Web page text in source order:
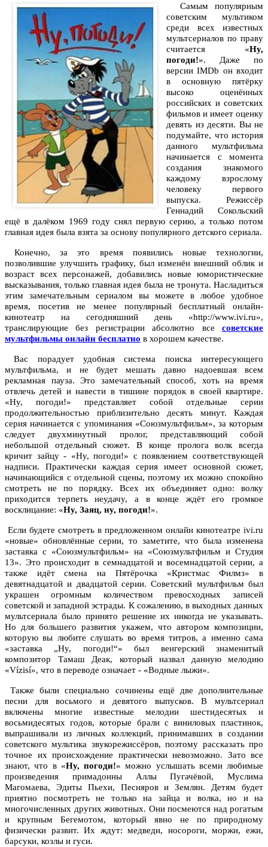
Самым популярным
советским мультиком
среди всех известных
мультсериалов по праву
считается «Ну,
погоди!». Даже по
версии IMDb он входит
в основную пятёрку
высоко оценённых
российских и советских
фильмов и имеет оценку
девять из десяти. Вы не
подумайте, что история
данного мультфильма
начинается с момента
создания знакомого
каждому взрослому
человеку первого
выпуска. Режиссёр
Геннадий Сокольский
ещё в далёком 1969 году снял первую серию, а только потом
главная идея была взята за основу популярного детского сериала.
Конечно, за это время появились новые технологии,
позволившие улучшить графику, был изменён внешний облик и
возраст всех персонажей, добавились новые юмористические
высказывания, только главная идея была не тронута. Насладиться
этим замечательным сериалом вы можете в любое удобное
время, посетив не менее популярный бесплатный онлайн-
кинотеатр на сегодняшний день «http://www.ivi.ru»,
транслирующие без регистрации абсолютно все советские
мультфильмы онлайн бесплатно в хорошем качестве.
Вас порадует удобная система поиска интересующего
мультфильма, и не будет мешать давно надоевшая всем
рекламная пауза. Это замечательный способ, хоть на время
отвлечь детей и навести в тишине порядок в своей квартире.
«Ну, погоди!» представляет собой отдельные серии
продолжительностью приблизительно десять минут. Каждая
серия начинается с упоминания «Союзмультфильм», за которым
следует двухминутный пролог, представляющий собой
небольшой отдельный сюжет. В конце пролога волк всегда
кричит зайцу - «Ну, погоди!» с появлением соответствующей
надписи. Практически каждая серия имеет основной сюжет,
начинающийся с отдельной сцены, поэтому их можно спокойно
смотреть не по порядку. Всех их объединяет одно: волку
приходится терпеть неудачу, а в конце ждёт его громкое
восклицание: «Ну, Заяц, ну, погоди!».
Если будете смотреть в предложенном онлайн кинотеатре ivi.ru
«новые» обновлённые серии, то заметите, что была изменена
заставка с «Союзмультфильм» на «Союзмультфильм и Студия
13». Это происходит в семнадцатой и восемнадцатой серии, а
также идёт смена на Пятёрочка «Кристмас Филмз» в
девятнадцатой и двадцатой серии. Советский мультфильм был
украшен огромным количеством превосходных записей
советской и западной эстрады. К сожалению, в выходных данных
мультсериала было принято решение их никогда не указывать.
Но для большего развития укажем, что автором композиции,
которую вы любите слушать во время титров, а именно сама
«заставка „Ну, погоди!“» был венгерский знаменитый
композитор Тамаш Деак, который назвал данную мелодию
«Vízisí», что в переводе означает - «Водные лыжи».
Также были специально сочинены ещё две дополнительные
песни для восьмого и девятого выпусков. В мультсериал
включены многие известные мелодии шестидесятых и
восьмидесятых годов, которые брали с виниловых пластинок,
выпрашивали из личных коллекций, принимавших в создании
советского мультика звукорежиссёров, поэтому рассказать про
точное их происхождение практически невозможно. Зато все
знают, что в «Ну, погоди!» можно услышать всеми любимые
произведения примадонны Аллы Пугачёвой, Муслима
Магомаева, Эдиты Пьехи, Песняров и Землян. Детям будет
приятно посмотреть не только на зайца и волка, но и на
многочисленных других животных. Они посмеются над рогатым
и крупным Бегемотом, который явно не по природному
физически развит. Их ждут: медведи, носороги, моржи, ежи,
барсуки, козлы и гуси.